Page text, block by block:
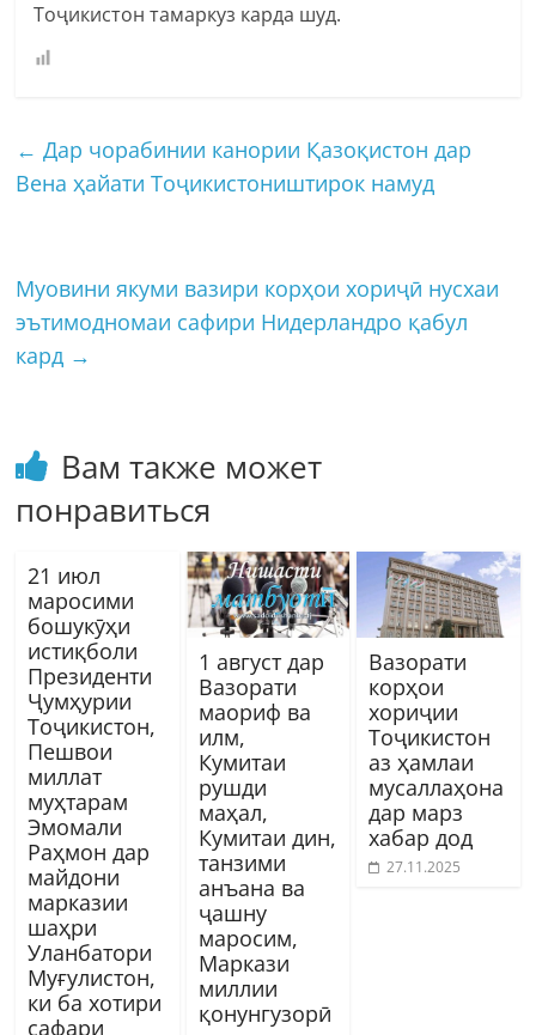
Тоҷикистон тамаркуз карда шуд.
← Дар чорабинии канории Қазоқистон дар
Вена ҳайати Тоҷикистоништирок намуд
Муовини якуми вазири корҳои хориҷӣ нусхаи
эътимодномаи сафири Нидерландро қабул
кард →
Вам также может
понравиться
21 июл
маросими
бошукӯҳи
истиқболи
Президенти
Ҷумҳурии
Тоҷикистон,
Пешвои
миллат
муҳтарам
Эмомали
Раҳмон дар
майдони
марказии
шаҳри
Уланбатори
Муғулистон,
ки ба хотири
сафари
1 август дар
Вазорати
маориф ва
илм,
Кумитаи
рушди
маҳал,
Кумитаи дин,
танзими
анъана ва
ҷашну
маросим,
Маркази
миллии
қонунгузорӣ
Вазорати
корҳои
хориҷии
Тоҷикистон
аз ҳамлаи
мусаллаҳона
дар марз
хабар дод
27.11.2025